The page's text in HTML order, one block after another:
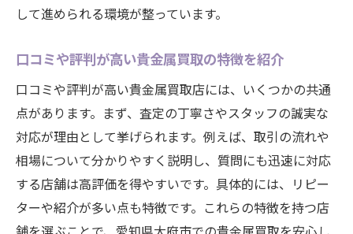
して進められる環境が整っています。
口コミや評判が高い貴金属買取の特徴を紹介
口コミや評判が高い貴金属買取店には、いくつかの共通
点があります。まず、査定の丁寧さやスタッフの誠実な
対応が理由として挙げられます。例えば、取引の流れや
相場について分かりやすく説明し、質問にも迅速に対応
する店舗は高評価を得やすいです。具体的には、リピー
ターや紹介が多い点も特徴です。これらの特徴を持つ店